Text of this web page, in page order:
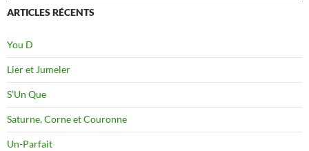
ARTICLES RÉCENTS
You D
Lier et Jumeler
S’Un Que
Saturne, Corne et Couronne
Un-Parfait